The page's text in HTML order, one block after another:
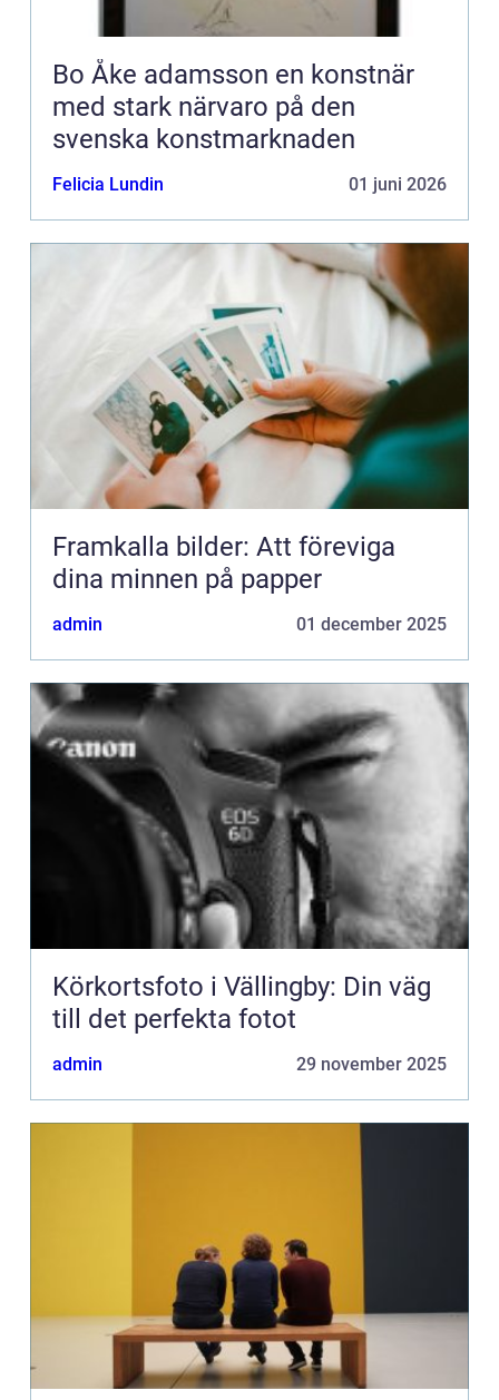
Bo Åke adamsson en konstnär
med stark närvaro på den
svenska konstmarknaden
Felicia Lundin 01 juni 2026
Framkalla bilder: Att föreviga
dina minnen på papper
admin 01 december 2025
Körkortsfoto i Vällingby: Din väg
till det perfekta fotot
admin 29 november 2025